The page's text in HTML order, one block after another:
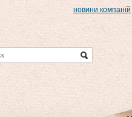
новини компаній